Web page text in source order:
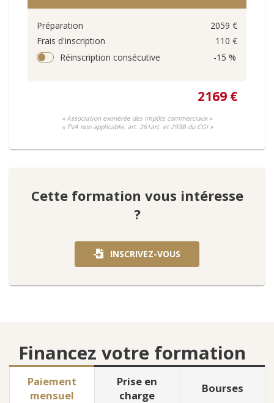
Préparation
2059 €
Frais d'inscription
110 €
Réinscription consécutive
-15 %
2169 €
« Association exonérée des impôts commerciaux »
« TVA non applicable, art. 261art. et 293B du CGI »
Cette formation vous intéresse
?
INSCRIVEZ-VOUS
Financez votre formation
Paiement
mensuel
Prise en
charge
Bourses